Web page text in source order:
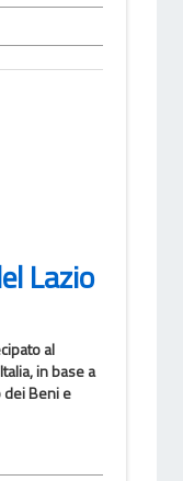
Lazio
al
in base a
Beni e